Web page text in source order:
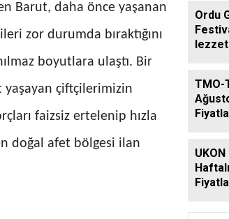
Barut, daha önce yaşanan
zor durumda bıraktığını
boyutlara ulaştı. Bir
çiftçilerimizin
faizsiz ertelenip hızla
doğal afet bölgesi ilan
Ordu
TMO-